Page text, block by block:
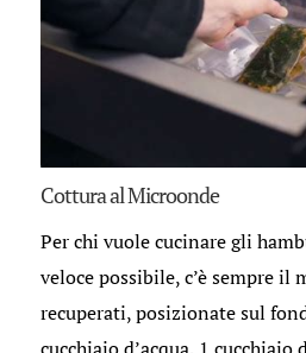
Cottura al Microonde
Per chi vuole cucinare gli
veloce possibile, c’è sempre il
recuperati, posizionate sul